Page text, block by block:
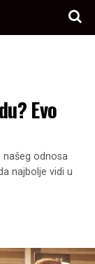
Evo
našeg odnosa
najbolje vidi u